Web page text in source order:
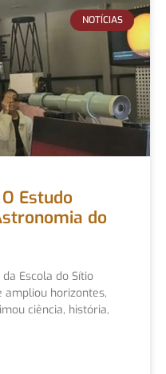
NOTÍCIAS
Estudo
do
Escola do Sítio
horizontes,
ciência, história,